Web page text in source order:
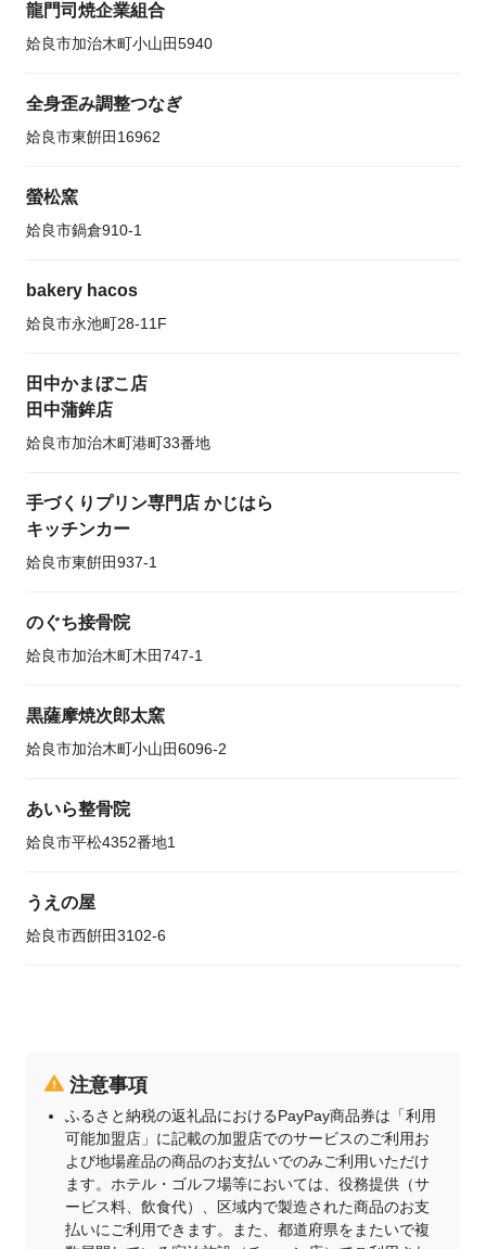
龍門司焼企業組合
姶良市加治木町小山田5940
全身歪み調整つなぎ
姶良市東餠田16962
螢松窯
姶良市鍋倉910-1
bakery hacos
姶良市永池町28-11F
田中かまぼこ店
田中蒲鉾店
姶良市加治木町港町33番地
手づくりプリン専門店 かじはら
キッチンカー
姶良市東餠田937-1
のぐち接骨院
姶良市加治木町木田747-1
黒薩摩焼次郎太窯
姶良市加治木町小山田6096-2
あいら整骨院
姶良市平松4352番地1
うえの屋
姶良市西餠田3102-6
注意事項
ふるさと納税の返礼品におけるPayPay商品券は「利用
可能加盟店」に記載の加盟店でのサービスのご利用お
よび地場産品の商品のお支払いでのみご利用いただけ
ます。ホテル・ゴルフ場等においては、役務提供（サ
ービス料、飲食代）、区域内で製造された商品のお支
払いにご利用できます。また、都道府県をまたいで複